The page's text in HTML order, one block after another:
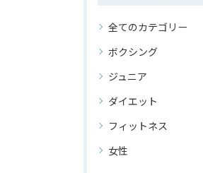
全てのカテゴリー
ボクシング
ジュニア
ダイエット
フィットネス
女性